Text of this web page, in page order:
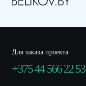
Для заказа проекта
+375 44 566 22 53